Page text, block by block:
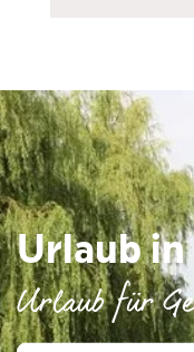
Urlaub
Urlaub für